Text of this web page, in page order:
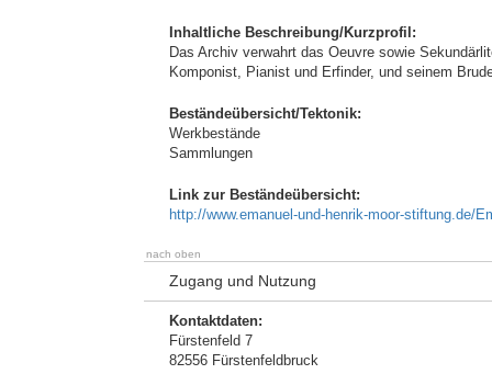
Inhaltliche Beschreibung/Kurzprofil:
Das Archiv verwahrt das Oeuvre sowie
Komponist, Pianist und Erfinder, und seinem
Beständeübersicht/Tektonik:
Werkbestände
Sammlungen
Link zur Beständeübersicht:
http://www.emanuel-und-henrik-moor-stiftung.de/
nach oben
Zugang und Nutzung
Kontaktdaten:
Fürstenfeld 7
82556 Fürstenfeldbruck